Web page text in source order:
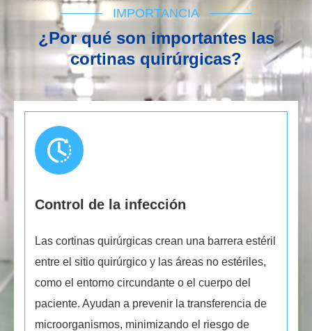
IMPORTANCIA
¿Por qué son importantes las
cortinas quirúrgicas?
Control de la infección
Las cortinas quirúrgicas crean una barrera estéril
entre el sitio quirúrgico y las áreas no estériles,
como el entorno circundante o el cuerpo del
paciente. Ayudan a prevenir la transferencia de
microorganismos, minimizando el riesgo de